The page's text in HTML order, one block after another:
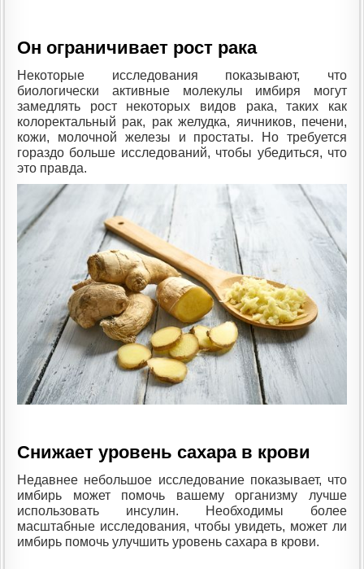
Он ограничивает рост рака
Некоторые исследования показывают, что
биологически активные молекулы имбиря могут
замедлять рост некоторых видов рака, таких как
колоректальный рак, рак желудка, яичников, печени,
кожи, молочной железы и простаты. Но требуется
гораздо больше исследований, чтобы убедиться, что
это правда.
Снижает уровень сахара в крови
Недавнее небольшое исследование показывает, что
имбирь может помочь вашему организму лучше
использовать инсулин. Необходимы более
масштабные исследования, чтобы увидеть, может ли
имбирь помочь улучшить уровень сахара в крови.